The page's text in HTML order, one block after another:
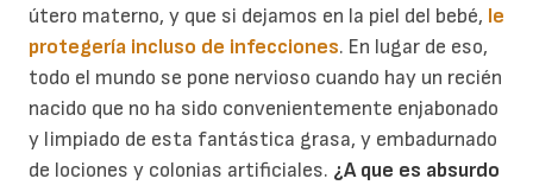
útero materno, y que si dejamos en la piel del bebé, le
protegería incluso de infecciones. En lugar de eso,
todo el mundo se pone nervioso cuando hay un recién
nacido que no ha sido convenientemente enjabonado
y limpiado de esta fantástica grasa, y embadurnado
de lociones y colonias artificiales. ¿A que es absurdo